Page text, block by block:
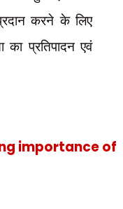
करने के लिए
का प्रतिपादन एवं
importance of